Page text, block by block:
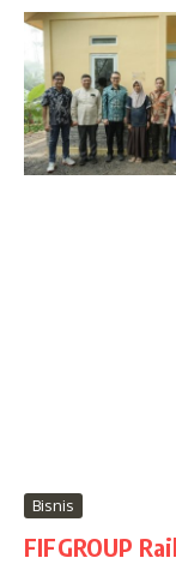
Bisnis
FIFGROUP